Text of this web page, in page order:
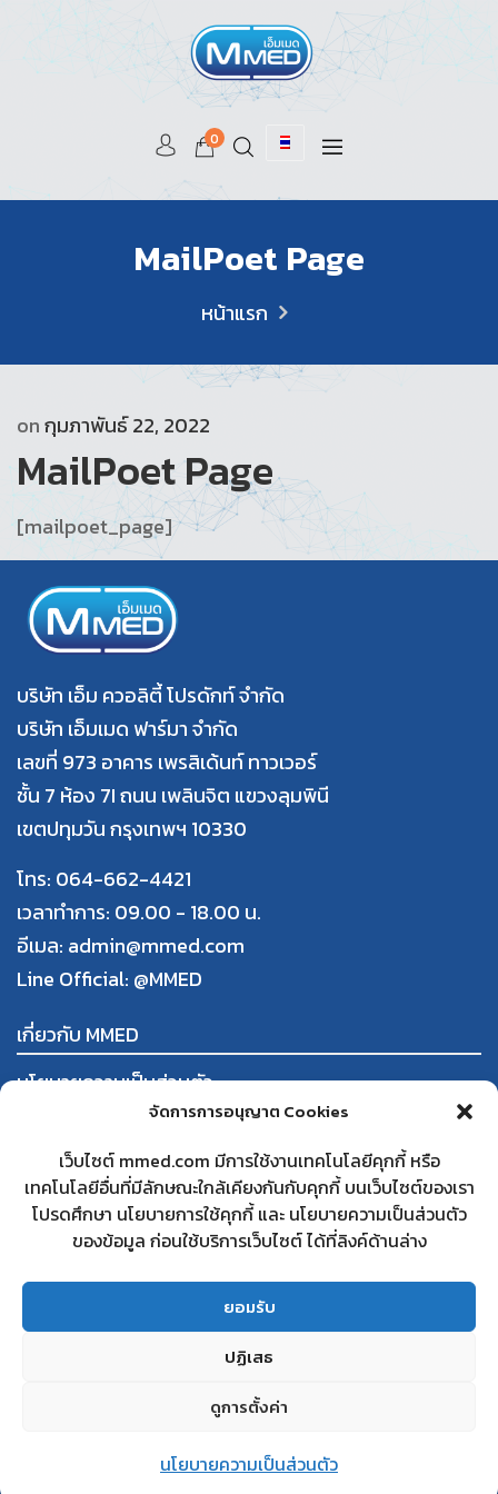
จัดการการอนุญาต Cookies
เว็บไซต์ mmed.com มีการใช้งานเทคโนโลยีคุกกี้ หรือ
เทคโนโลยีอื่นที่มีลักษณะใกล้เคียงกันกับคุกกี้ บนเว็บไซต์ของเรา
โปรดศึกษา นโยบายการใช้คุกกี้ และ นโยบายความเป็นส่วนตัว
ของข้อมูล ก่อนใช้บริการเว็บไซต์ ได้ที่ลิงค์ด้านล่าง
ยอมรับ
ปฏิเสธ
ดูการตั้งค่า
นโยบายความเป็นส่วนตัว
0
MailPoet Page
หน้าแรก
onกุมภาพันธ์ 22, 2022
MailPoet Page
[mailpoet_page]
บริษัท เอ็ม ควอลิตี้ โปรดักท์ จำกัด
บริษัท เอ็มเมด ฟาร์มา จำกัด
เลขที่ 973 อาคาร เพรสิเด้นท์ ทาวเวอร์
ชั้น 7 ห้อง 7I ถนน เพลินจิต แขวงลุมพินี
เขตปทุมวัน กรุงเทพฯ 10330
โทร: 064-662-4421
เวลาทำการ: 09.00 - 18.00 น.
อีเมล: admin@mmed.com
Line Official: @MMED
เกี่ยวกับ MMED
นโยบายความเป็นส่วนตัว
ข้อกำหนดและเงื่อนไขการใช้งาน
การสั่งซื้อและชำระสินค้า
นโยบายการคืนสินค้าและคืนเงิน
ใบทะเบียนพาณิชย์
ติดต่อเรา
© 2022 MMED. All Rights Reserved.